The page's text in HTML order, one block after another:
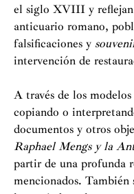
el siglo XVIII y
anticuario romano,
falsificaciones y
intervención de
A través de los
copiando o
documentos y otros
Raphael Mengs y la
partir de una profunda
mencionados. También